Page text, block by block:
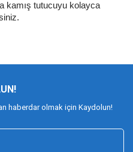
kamış tutucuyu kolayca
haberdar olmak için Kaydolun!